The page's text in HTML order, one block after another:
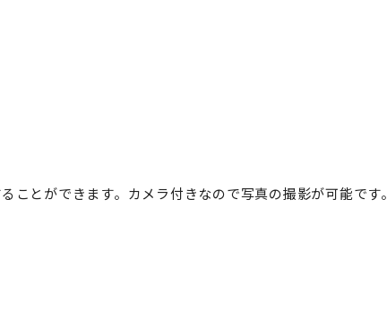
とができます。カメラ付きなので写真の撮影が可能です。